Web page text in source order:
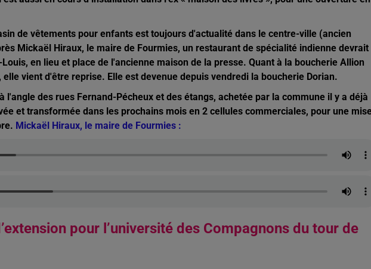
de vêtements pour enfants est toujours d'actualité dans le centre-ville (ancien
Mickaël Hiraux, le maire de Fourmies, un restaurant de spécialité indienne devrait
en lieu et place de l'ancienne maison de la presse. Quant à la boucherie Allion
vient d'être reprise. Elle est devenue depuis vendredi la boucherie Dorian.
l'angle des rues Fernand-Pécheux et des étangs, achetée par la commune il y a déjà
et transformée dans les prochains mois en 2 cellules commerciales, pour une
Mickaël Hiraux, le maire de Fourmies :
pour l’université des Compagnons du tour de